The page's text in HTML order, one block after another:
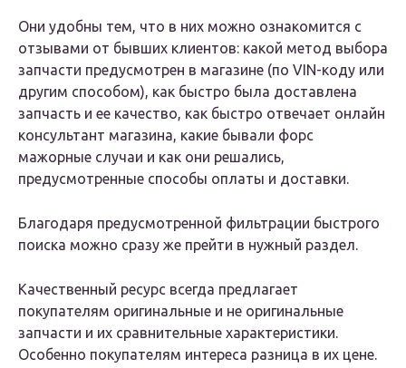
Они удобны тем, что в них можно ознакомится с
отзывами от бывших клиентов: какой метод выбора
запчасти предусмотрен в магазине (по VIN-коду или
другим способом), как быстро была доставлена
запчасть и ее качество, как быстро отвечает онлайн
консультант магазина, какие бывали форс
мажорные случаи и как они решались,
предусмотренные способы оплаты и доставки.
Благодаря предусмотренной фильтрации быстрого
поиска можно сразу же прейти в нужный раздел.
Качественный ресурс всегда предлагает
покупателям оригинальные и не оригинальные
запчасти и их сравнительные характеристики.
Особенно покупателям интереса разница в их цене.